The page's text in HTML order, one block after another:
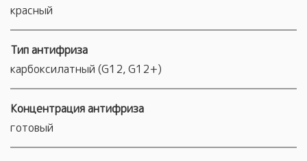
красный
Тип антифриза
карбоксилатный (G12, G12+)
Концентрация антифриза
готовый